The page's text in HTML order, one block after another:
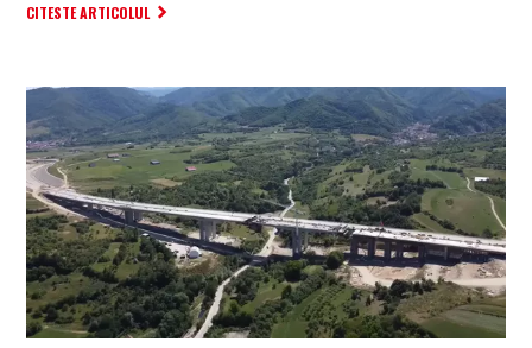
CITESTE ARTICOLUL